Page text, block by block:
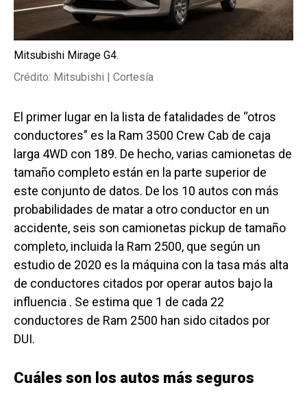
Mitsubishi Mirage G4.
Crédito: Mitsubishi | Cortesía
El primer lugar en la lista de fatalidades de “otros
conductores” es la Ram 3500 Crew Cab de caja
larga 4WD con 189. De hecho, varias camionetas de
tamaño completo están en la parte superior de
este conjunto de datos. De los 10 autos con más
probabilidades de matar a otro conductor en un
accidente, seis son camionetas pickup de tamaño
completo, incluida la Ram 2500, que según un
estudio de 2020 es la máquina con la tasa más alta
de conductores citados por operar autos bajo la
influencia . Se estima que 1 de cada 22
conductores de Ram 2500 han sido citados por
DUI.
Cuáles son los autos más seguros